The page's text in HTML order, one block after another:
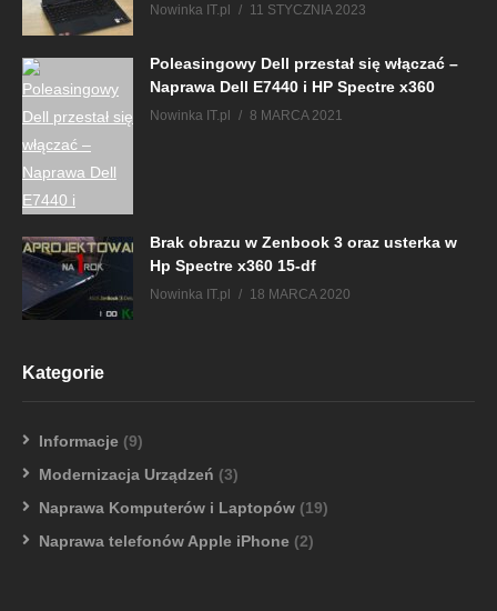
Nowinka IT.pl 11 STYCZNIA 2023
Poleasingowy Dell przestał się włączać –
Naprawa Dell E7440 i HP Spectre x360
Nowinka IT.pl 8 MARCA 2021
Brak obrazu w Zenbook 3 oraz usterka w
Hp Spectre x360 15-df
Nowinka IT.pl 18 MARCA 2020
Kategorie
Informacje (9)
Modernizacja Urządzeń (3)
Naprawa Komputerów i Laptopów (19)
Naprawa telefonów Apple iPhone (2)